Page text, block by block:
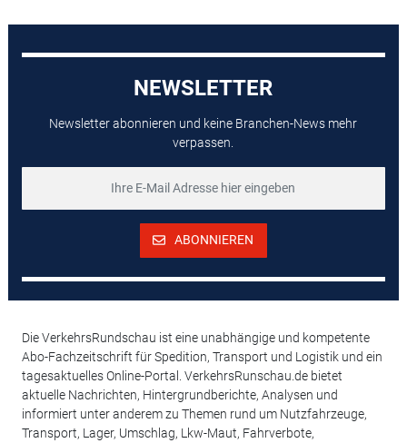
NEWSLETTER
Newsletter abonnieren und keine Branchen-News mehr
verpassen.
ABONNIEREN
Die VerkehrsRundschau ist eine unabhängige und kompetente
Abo-Fachzeitschrift für Spedition, Transport und Logistik und ein
tagesaktuelles Online-Portal. VerkehrsRunschau.de bietet
aktuelle Nachrichten, Hintergrundberichte, Analysen und
informiert unter anderem zu Themen rund um Nutzfahrzeuge,
Transport, Lager, Umschlag, Lkw-Maut, Fahrverbote,